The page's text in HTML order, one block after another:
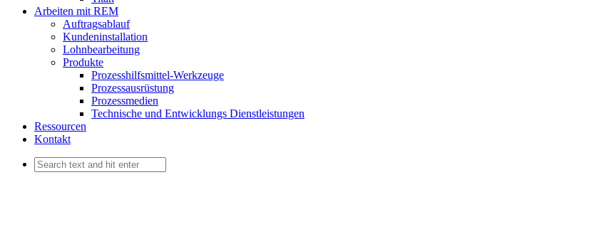
Arbeiten mit REM
Auftragsablauf
Kundeninstallation
Lohnbearbeitung
Produkte
Prozesshilfsmittel-Werkzeuge
Prozessausrüstung
Prozessmedien
Technische und Entwicklungs Dienstleistungen
Ressourcen
Kontakt